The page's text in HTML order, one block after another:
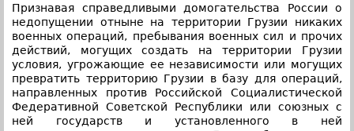
Признавая справедливыми домогательства России о
недопущении отныне на территории Грузии никаких
военных операций, пребывания военных сил и прочих
действий, могущих создать на территории Грузии
условия, угрожающие ее независимости или могущих
превратить территорию Грузии в базу для операций,
направленных против Российской Социалистической
Федеративной Советской Республики или союзных с
ней государств и установленного в ней